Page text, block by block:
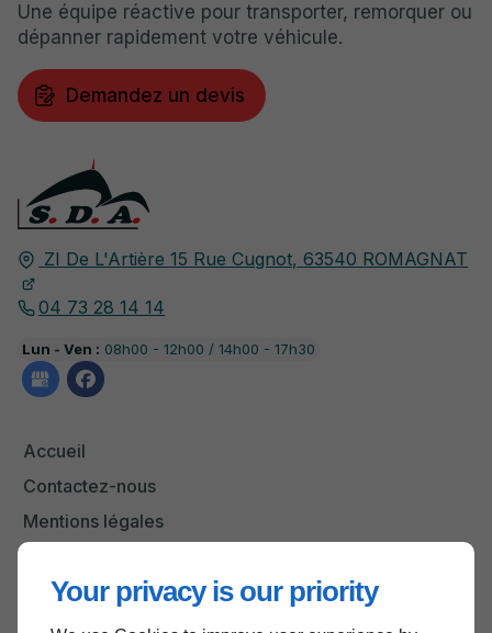
Your privacy is our priority
ZI De L'Artière 15 Rue Cugnot, 63540 ROMAGNAT
04 73 28 14 14
Lun - Ven : 08h00 - 12h00 / 14h00 - 17h30
Accueil
Contactez-nous
Mentions légales
Une équipe réactive pour transporter, remorquer ou
dépanner rapidement votre véhicule.
Demandez un devis